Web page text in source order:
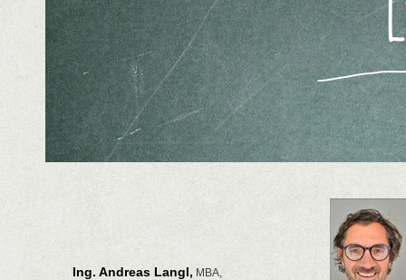
Ing. Andreas Langl,MBA,